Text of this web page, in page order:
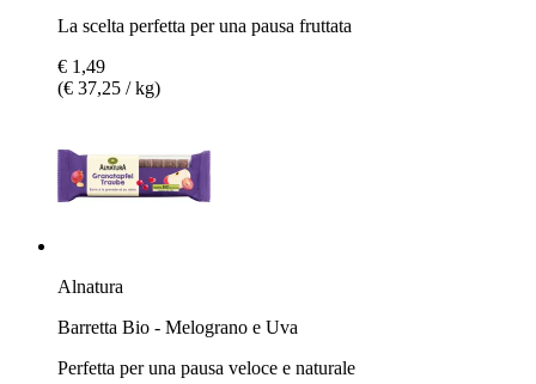
La scelta perfetta per una pausa fruttata
€ 1,49
(€ 37,25 / kg)
Alnatura
Barretta Bio - Melograno e Uva
Perfetta per una pausa veloce e naturale